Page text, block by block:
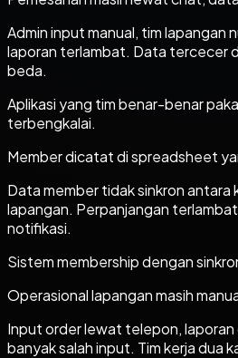
Admin input manual, tim lapangan
laporan terlambat. Data tercecer
beda.
Aplikasi yang tim benar-benar
terbengkalai.
Member dicatat di spreadsheet
Data member tidak sinkron antara
lapangan. Perpanjangan
notifikasi.
Sistem membership dengan
Operasional lapangan masih
Input order lewat telepon, laporan
banyak salah input. Tim kerja dua